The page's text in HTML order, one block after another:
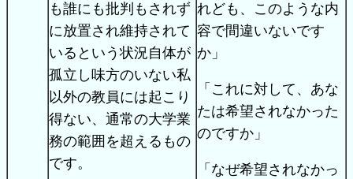
も誰にも批判もされず
に放置され維持されて
いるという状況自体が
孤立し味方のいない私
以外の教員には起こり
得ない、通常の大学業
務の範囲を超えるもの
です。
れども、このような内
容で間違いないです
か」
「これに対して、あな
たは希望されなかった
のですか」
「なぜ希望されなかっ